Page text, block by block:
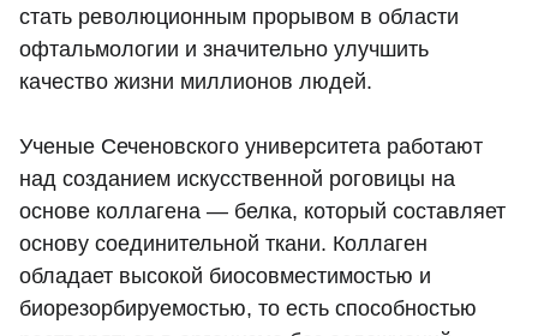
стать революционным прорывом в области
офтальмологии и значительно улучшить
качество жизни миллионов людей.
Ученые Сеченовского университета работают
над созданием искусственной роговицы на
основе коллагена — белка, который составляет
основу соединительной ткани. Коллаген
обладает высокой биосовместимостью и
биорезорбируемостью, то есть способностью